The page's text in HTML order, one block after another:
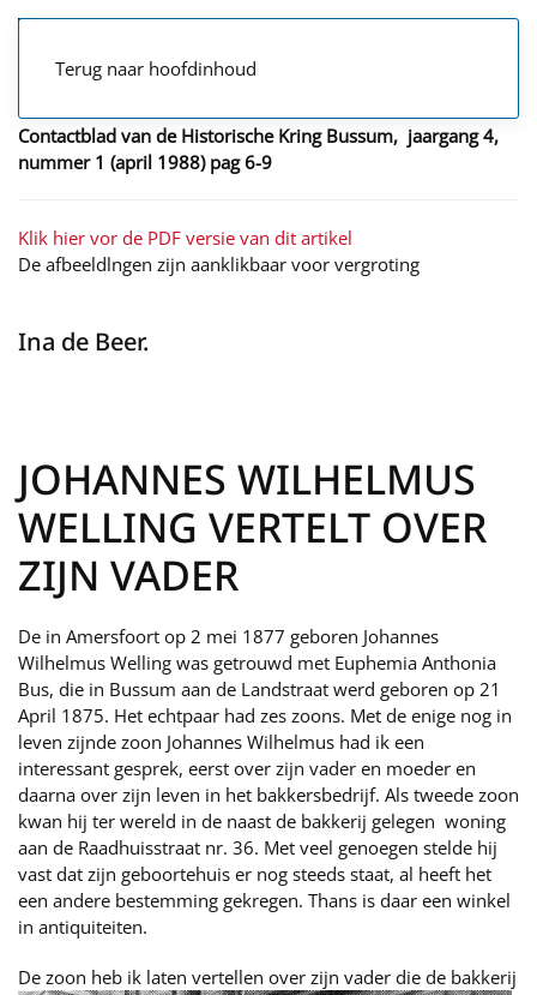
Terug naar hoofdinhoud
Contactblad van de Historische Kring Bussum, jaargang 4,
nummer 1 (april 1988) pag 6-9
Klik hier vor de PDF versie van dit artikel
De afbeeldlngen zijn aanklikbaar voor vergroting
Ina de Beer.
JOHANNES WILHELMUS
WELLING VERTELT OVER
ZIJN VADER
De in Amersfoort op 2 mei 1877 geboren Johannes
Wilhelmus Welling was getrouwd met Euphemia Anthonia
Bus, die in Bussum aan de Landstraat werd geboren op 21
April 1875. Het echtpaar had zes zoons. Met de enige nog in
leven zijnde zoon Johannes Wilhelmus had ik een
interessant gesprek, eerst over zijn vader en moeder en
daarna over zijn leven in het bakkersbedrijf. Als tweede zoon
kwan hij ter wereld in de naast de bakkerij gelegen woning
aan de Raadhuisstraat nr. 36. Met veel genoegen stelde hij
vast dat zijn geboortehuis er nog steeds staat, al heeft het
een andere bestemming gekregen. Thans is daar een winkel
in antiquiteiten.
De zoon heb ik laten vertellen over zijn vader die de bakkerij